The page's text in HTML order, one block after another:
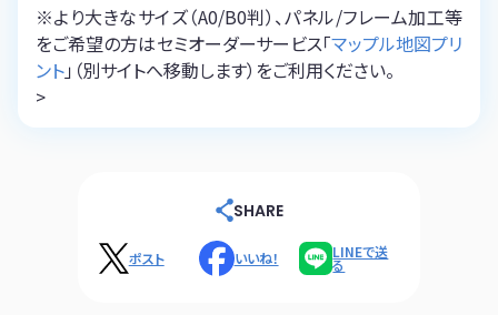
※より大きなサイズ（A0/B0判）、パネル/フレーム加工等
をご希望の方はセミオーダーサービス「マップル地図プリ
ント」（別サイトへ移動します）をご利用ください。
>
SHARE
ポスト いいね！ LINEで送
る